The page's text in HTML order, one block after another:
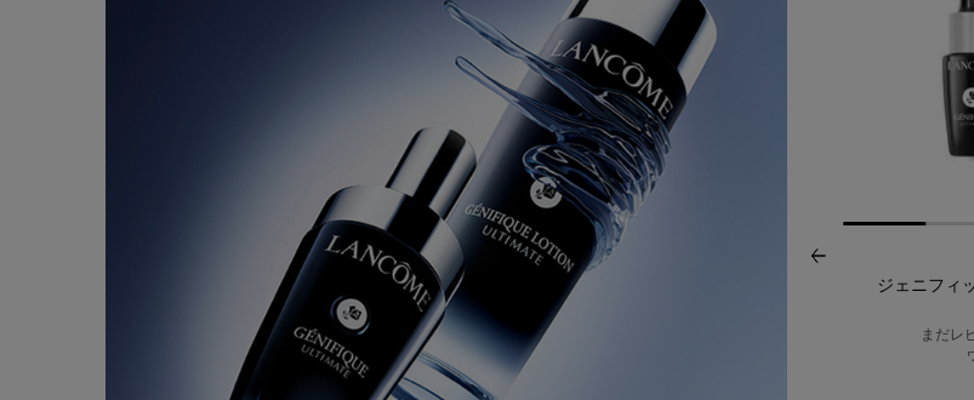
美容液
ジェニフィック アルティメ セラム
(49)
サイズを選択
ジェニフィック アルティメ セラム ジェニフィ
まだレ